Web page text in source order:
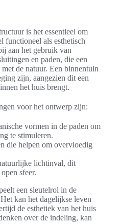
is het essentieel om
functioneel als esthetisch
aan het gebruik van
en paden, die een
de natuur. Een binnentuin
zijn, aangezien dit een
het huis brengt.
voor het ontwerp zijn:
vormen in de paden om
te stimuleren.
die helpen om overvloedig
lichtinval, dit
sfeer.
een sleutelrol in de
kan het dagelijkse leven
de esthetiek van het huis
over de indeling, kan